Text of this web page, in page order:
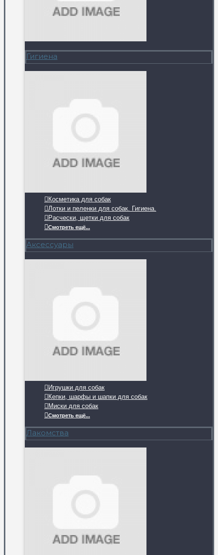
Гигиена
Косметика для собак
Лотки и пеленки для собак. Гигиена.
Расчески, щетки для собак
Смотреть ещё...
Аксессуары
Игрушки для собак
Кепки, шарфы и шапки для собак
Миски для собак
Смотреть ещё...
Лакомства